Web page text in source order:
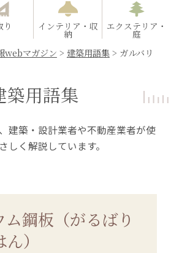
り インテリア・収
納
エクステリア・
庭
webマガジン > 建築用語集> ガルバリ
築用語集
建築・設計業者や不動産業者が使
しく解説しています。
ム鋼板（がるばり
）